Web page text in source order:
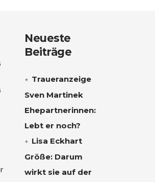
Neueste
Beiträge
Traueranzeige
Sven Martinek
Ehepartnerinnen:
Lebt er noch?
Lisa Eckhart
Größe: Darum
wirkt sie auf der